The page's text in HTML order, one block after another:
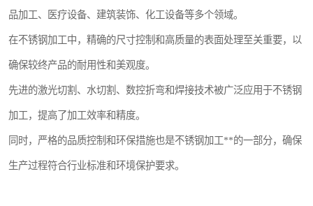
品加工、医疗设备、建筑装饰、化工设备等多个领域。
在不锈钢加工中，精确的尺寸控制和高质量的表面处理至关重要，以
确保较终产品的耐用性和美观度。
先进的激光切割、水切割、数控折弯和焊接技术被广泛应用于不锈钢
加工，提高了加工效率和精度。
同时，严格的品质控制和环保措施也是不锈钢加工**的一部分，确保
生产过程符合行业标准和环境保护要求。